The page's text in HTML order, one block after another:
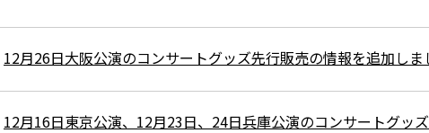
12月26日大阪公演のコンサートグッズ先行販売の情報を追加しま
12月16日東京公演、12月23日、24日兵庫公演のコンサートグッ